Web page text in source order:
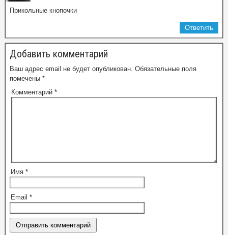
Прикольные кнопочки
Ответить
Добавить комментарий
Ваш адрес email не будет опубликован. Обязательные поля
помечены *
Комментарий *
Имя *
Email *